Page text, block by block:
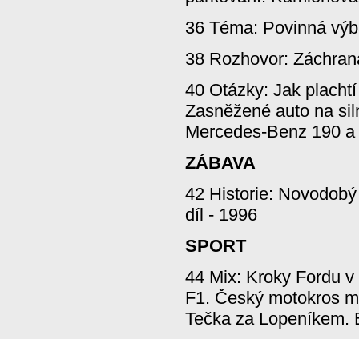
36 Téma: Povinná
38 Rozhovor:
40 Otázky: Jak
Zasněžené auto na
Mercedes-Benz 190 a
ZÁBAVA
42 Historie:
díl - 1996
SPORT
44 Mix: Kroky Fordu
F1. Český motokros
Tečka za Lopeníkem.